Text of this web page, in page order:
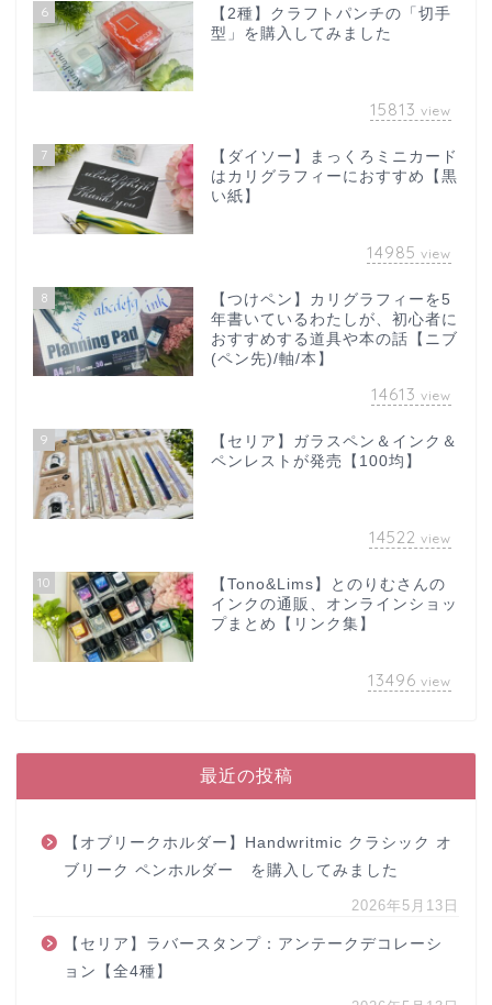
6
【2種】クラフトパンチの「切手
型」を購入してみました
15813 view
7
【ダイソー】まっくろミニカード
はカリグラフィーにおすすめ【黒
い紙】
14985 view
8
【つけペン】カリグラフィーを5
年書いているわたしが、初心者に
おすすめする道具や本の話【ニブ
(ペン先)/軸/本】
14613 view
9
【セリア】ガラスペン＆インク＆
ペンレストが発売【100均】
14522 view
10
【Tono&Lims】とのりむさんの
インクの通販、オンラインショッ
プまとめ【リンク集】
13496 view
最近の投稿
【オブリークホルダー】Handwritmic クラシック オ
ブリーク ペンホルダー を購入してみました
2026年5月13日
【セリア】ラバースタンプ：アンテークデコレーシ
ョン【全4種】